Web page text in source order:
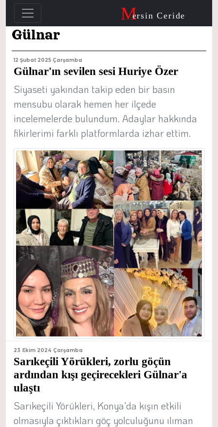
Mersin Ceride
Gülnar
12 Şubat 2025 Çarşamba
Gülnar'ın sevilen sesi Huriye Özer
Siyaseti yakından takip eden bir basın
mensubu olarak hemen her ilçede
incelemelerde bulundum. Adaylar hakkında
fikirlerimi farklı platformlarda izhar ettim.
23 Ekim 2024 Çarşamba
Sarıkeçili Yörükleri, zorlu göçün
ardından kışı geçirecekleri Gülnar'a
ulaştı
Sarıkeçili Yörükleri, Konya'da kışın etkili
olmasıyla çıktıkları göç yolculuğunu ılıman